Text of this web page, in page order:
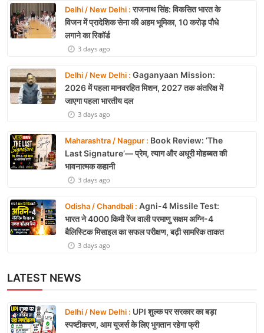
Delhi / New Delhi :राजनाथ सिंह: विकसित भारत के
विजन में प्रादेशिक सेना की अहम भूमिका, 10 करोड़ पौधे
लगाने का रिकॉर्ड
3 days ago
Delhi / New Delhi : Gaganyaan Mission:
2026 में पहला मानवरहित मिशन, 2027 तक अंतरिक्ष में
जाएगा पहला भारतीय दल
3 days ago
Maharashtra / Nagpur : Book Review: ‘The
Last Signature’— प्रेम, त्याग और अधूरी मोहब्बत की
भावनात्मक कहानी
3 days ago
Odisha / Chandbali : Agni-4 Missile Test:
भारत ने 4000 किमी रेंज वाली परमाणु सक्षम अग्नि-4
बैलिस्टिक मिसाइल का सफल परीक्षण, बढ़ी सामरिक ताकत
3 days ago
LATEST NEWS
Delhi / New Delhi : UPI शुल्क पर सरकार का बड़ा
स्पष्टीकरण, आम यूजर्स के लिए भुगतान रहेगा फ्री